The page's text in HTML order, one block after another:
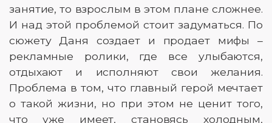
занятие, то взрослым в этом плане сложнее.
И над этой проблемой стоит задуматься. По
сюжету Даня создает и продает мифы –
рекламные ролики, где все улыбаются,
отдыхают и исполняют свои желания.
Проблема в том, что главный герой мечтает
о такой жизни, но при этом не ценит того,
что уже имеет, становясь холодным,